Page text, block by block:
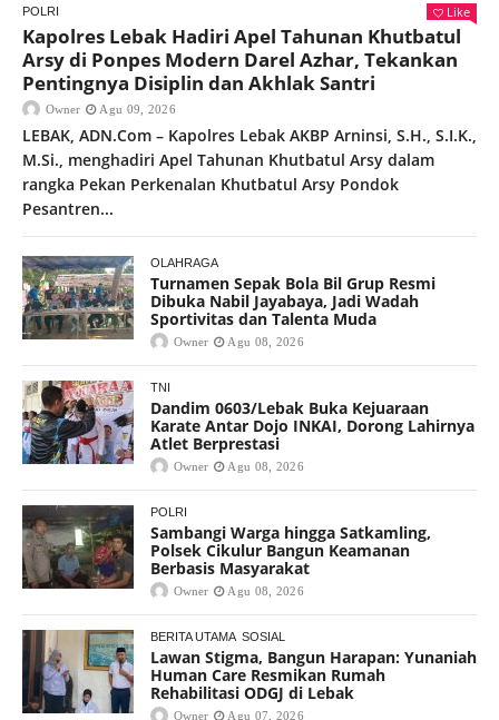
POLRI Like
Kapolres Lebak Hadiri Apel Tahunan Khutbatul
Arsy di Ponpes Modern Darel Azhar, Tekankan
Pentingnya Disiplin dan Akhlak Santri
Owner Agu 09, 2026
LEBAK, ADN.Com – Kapolres Lebak AKBP Arninsi, S.H., S.I.K.,
M.Si., menghadiri Apel Tahunan Khutbatul Arsy dalam
rangka Pekan Perkenalan Khutbatul Arsy Pondok
Pesantren...
OLAHRAGA
Turnamen Sepak Bola Bil Grup Resmi
Dibuka Nabil Jayabaya, Jadi Wadah
Sportivitas dan Talenta Muda
Owner Agu 08, 2026
TNI
Dandim 0603/Lebak Buka Kejuaraan
Karate Antar Dojo INKAI, Dorong Lahirnya
Atlet Berprestasi
Owner Agu 08, 2026
POLRI
Sambangi Warga hingga Satkamling,
Polsek Cikulur Bangun Keamanan
Berbasis Masyarakat
Owner Agu 08, 2026
BERITA UTAMA SOSIAL
Lawan Stigma, Bangun Harapan: Yunaniah
Human Care Resmikan Rumah
Rehabilitasi ODGJ di Lebak
Owner Agu 07, 2026